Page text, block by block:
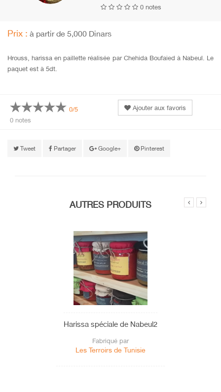
0 notes
Prix : à partir de 5,000 Dinars
Hrouss, harissa en paillette réalisée par Chehida Boufaied à Nabeul. Le
paquet est à 5dt.
0/5
Ajouter aux favoris
0 notes
Tweet Partager Google+ Pinterest
AUTRES PRODUITS
Harissa spéciale de Nabeul2
Fabriqué par
Les Terroirs de Tunisie